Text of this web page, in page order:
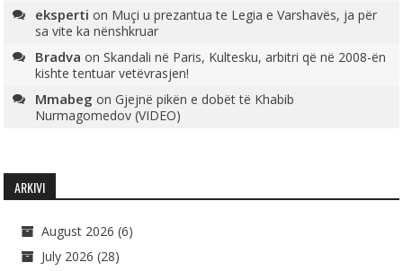
eksperti on Muçi u prezantua te Legia e Varshavës, ja për
sa vite ka nënshkruar
Bradva onSkandali në Paris, Kultesku, arbitri që në 2008-ën
kishte tentuar vetëvrasjen!
Mmabeg onGjejnë pikën e dobët të Khabib
Nurmagomedov (VIDEO)
ARKIVI
August 2026 (6)
July 2026 (28)